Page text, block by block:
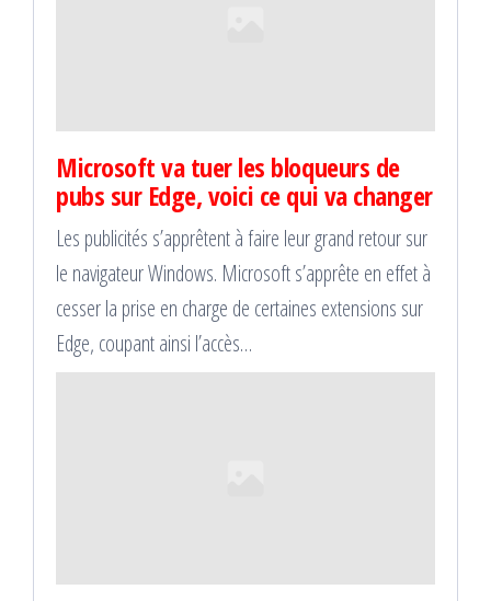
Microsoft va tuer les bloqueurs de
pubs sur Edge, voici ce qui va changer
Les publicités s’apprêtent à faire leur grand retour sur
le navigateur Windows. Microsoft s’apprête en effet à
cesser la prise en charge de certaines extensions sur
Edge, coupant ainsi l’accès…